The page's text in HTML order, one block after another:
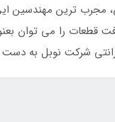
مجرب ترین مهندسین
قطعات را می توان
شرکت نوبل به دست